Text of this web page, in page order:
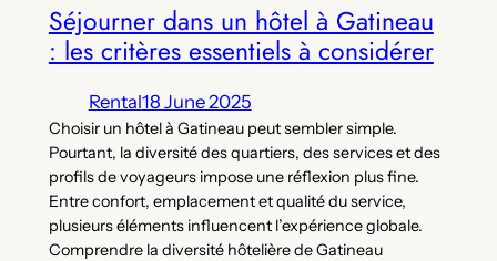
Séjourner dans un hôtel à Gatineau
: les critères essentiels à considérer
Rental18 June 2025
Choisir un hôtel à Gatineau peut sembler simple.
Pourtant, la diversité des quartiers, des services et des
profils de voyageurs impose une réflexion plus fine.
Entre confort, emplacement et qualité du service,
plusieurs éléments influencent l’expérience globale.
Comprendre la diversité hôtelière de Gatineau